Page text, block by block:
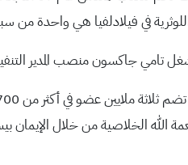
الله الخلاصية من خلال الإيمان